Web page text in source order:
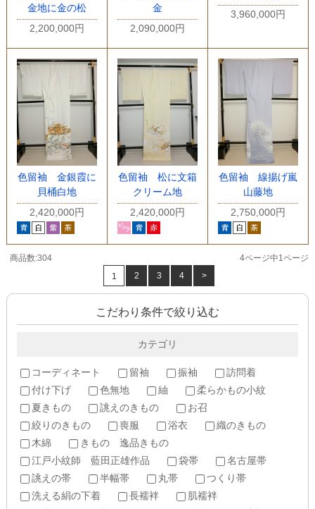
金地に金の松
2,200,000円
金
2,090,000円
3,960,000円
色留袖 金銀霞に
貝桶白地
2,420,000円
色留袖 松に文箱
クリーム地
2,420,000円
色留袖 線揚げ嵐
山藤地
2,750,000円
商品数:304
4ページ中1ページ
1
2 3 4 >
こだわり条件で絞り込む
カテゴリ
コーディネート 留袖 振袖
訪問着
付け下げ
色無地 紬
柔らかもの小紋
夏きもの
誂えのきもの
お召
絞りのきもの
喪服 浴衣
織のきもの
木綿
きもの 逸品きもの
江戸小紋師 藍田正雄作品
袋帯
名古屋帯
誂えの帯
半幅帯 丸帯
つくり帯
洗える絹の下着
長襦袢
肌襦袢